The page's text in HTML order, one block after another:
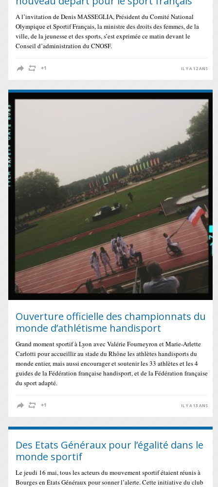
A l’invitation de Denis MASSEGLIA, Président du Comité National
Olympique et Sportif Français, la ministre des droits des femmes, de la
ville, de la jeunesse et des sports, s’est exprimée ce matin devant le
Conseil d’administration du CNOSF.
IL Y A 12 ANS
Ouverture officielle des championnats du
monde d’athlétisme handisport
Grand moment sportif à Lyon avec Valérie Fourneyron et Marie-Arlette
Carlotti pour accueillir au stade du Rhône les athlètes handisports du
monde entier, mais aussi encourager et soutenir les 33 athlètes et les 4
guides de la Fédération française handisport, et de la Fédération française
du sport adapté.
IL Y A 13 ANS
Des Etats Généraux pour l’égalité dans le
monde sportif
Le jeudi 16 mai, tous les acteurs du mouvement sportif étaient réunis à
Bourges en États Généraux pour sonner l’alerte. Cette initiative du club